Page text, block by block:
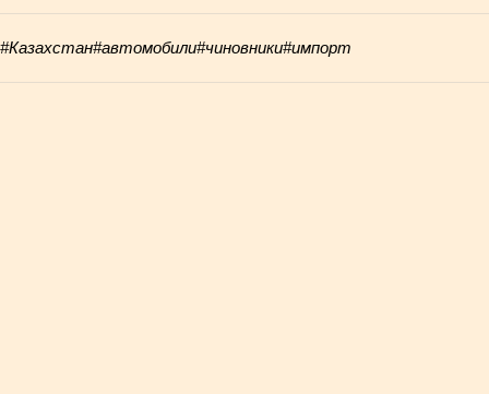
#Казахстан#автомобили#чиновники#импорт